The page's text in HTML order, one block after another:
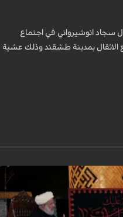
سجاد انوشيرواني في اجتماع
الاثقال بمدينة طشقند وذلك عشية